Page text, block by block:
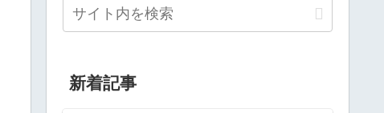
新着記事